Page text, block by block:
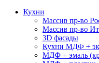
Кухни
Массив пр-во
Массив пр-во
3D фасады
Кухни МДФ +
МДФ + эмаль